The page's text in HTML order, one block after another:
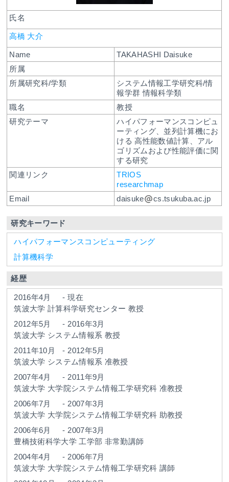
氏名
高橋 大介
Name
TAKAHASHI Daisuke
所属
所属研究科/学類
システム情報工学研究科/情
報学群 情報科学類
職名
教授
研究テーマ
ハイパフォーマンスコンピュ
ーティング、並列計算機にお
ける 高性能数値計算、アル
ゴリズムおよび性能評価に関
する研究
関連リンク
TRIOS
researchmap
Email
daisuke cs.tsukuba.ac.jp
研究キーワード
ハイパフォーマンスコンピューティング
計算機科学
経歴
2016年4月 - 現在
筑波大学計算科学研究センター 教授
2012年5月
- 2016年3月
筑波大学 システム情報系 教授
2011年10月
- 2012年5月
筑波大学 システム情報系 准教授
2007年4月
- 2011年9月
筑波大学 大学院システム情報工学研究科 准教授
2006年7月
- 2007年3月
筑波大学 大学院システム情報工学研究科 助教授
2006年6月
- 2007年3月
豊橋技術科学大学 工学部 非常勤講師
2004年4月
- 2006年7月
筑波大学 大学院システム情報工学研究科 講師